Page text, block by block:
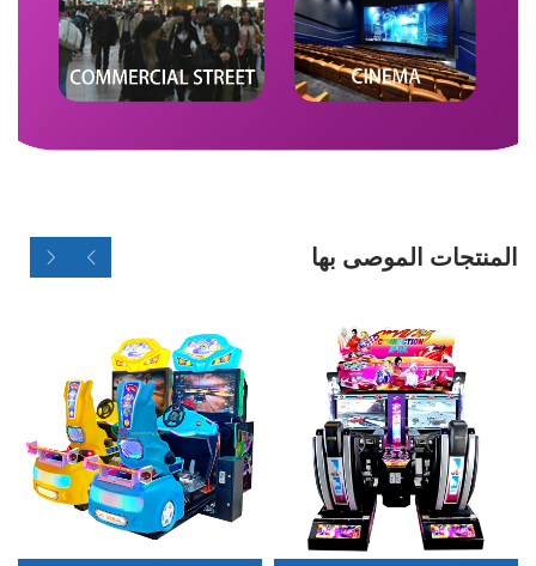
المنتجات الموصى بها